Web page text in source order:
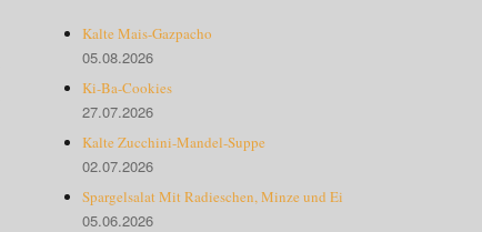
Kalte Mais-Gazpacho
05.08.2026
Ki-Ba-Cookies
27.07.2026
Kalte Zucchini-Mandel-Suppe
02.07.2026
Spargelsalat Mit Radieschen, Minze und Ei
05.06.2026